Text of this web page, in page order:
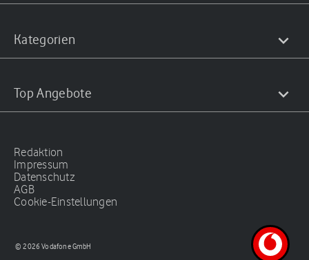
Kategorien
Top Angebote
Redaktion
Impressum
Datenschutz
AGB
Cookie-Einstellungen
© 2026 Vodafone GmbH